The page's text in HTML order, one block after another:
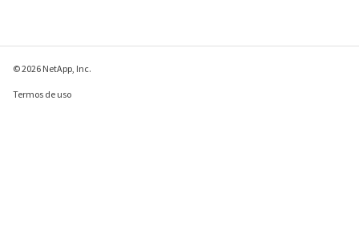
© 2026 NetApp, Inc.
Termos de uso